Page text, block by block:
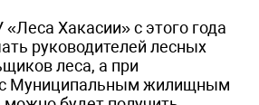
«Леса Хакасии» с этого года
руководителей лесных
леса, а при
с Муниципальным жилищным